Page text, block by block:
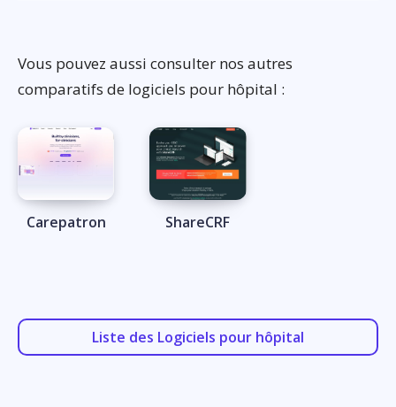
Vous pouvez aussi consulter nos autres
comparatifs de logiciels pour hôpital :
Carepatron ShareCRF
Liste des Logiciels pour hôpital